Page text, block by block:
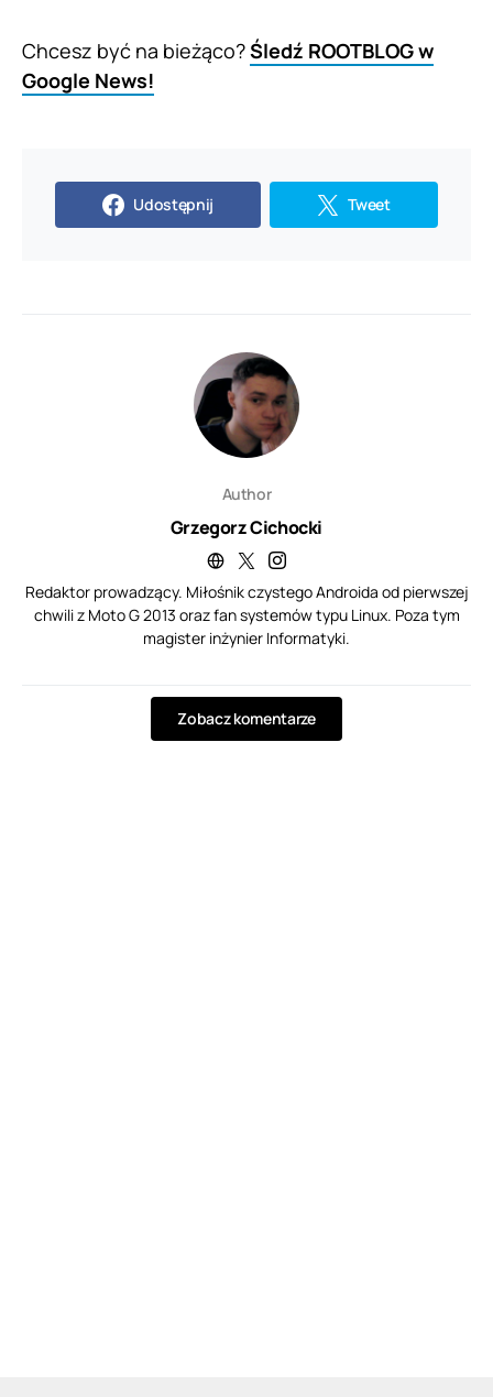
Chcesz być na bieżąco?Śledź ROOTBLOG w
Google News!
Udostępnij Tweet
Author
Grzegorz Cichocki
Redaktor prowadzący. Miłośnik czystego Androida od pierwszej
chwili z Moto G 2013 oraz fan systemów typu Linux. Poza tym
magister inżynier Informatyki.
Zobacz komentarze